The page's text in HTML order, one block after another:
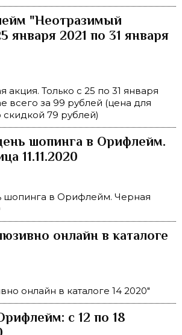
"Неотразимый
января 2021 по 31 января
акция. Только с 25 по 31 января
всего за 99 рублей (цена для
скидкой 79 рублей)
шопинга в Орифлейм.
11.11.2020
шопинга в Орифлейм. Черная
онлайн в каталоге
онлайн в каталоге 14 2020"
с 12 по 18